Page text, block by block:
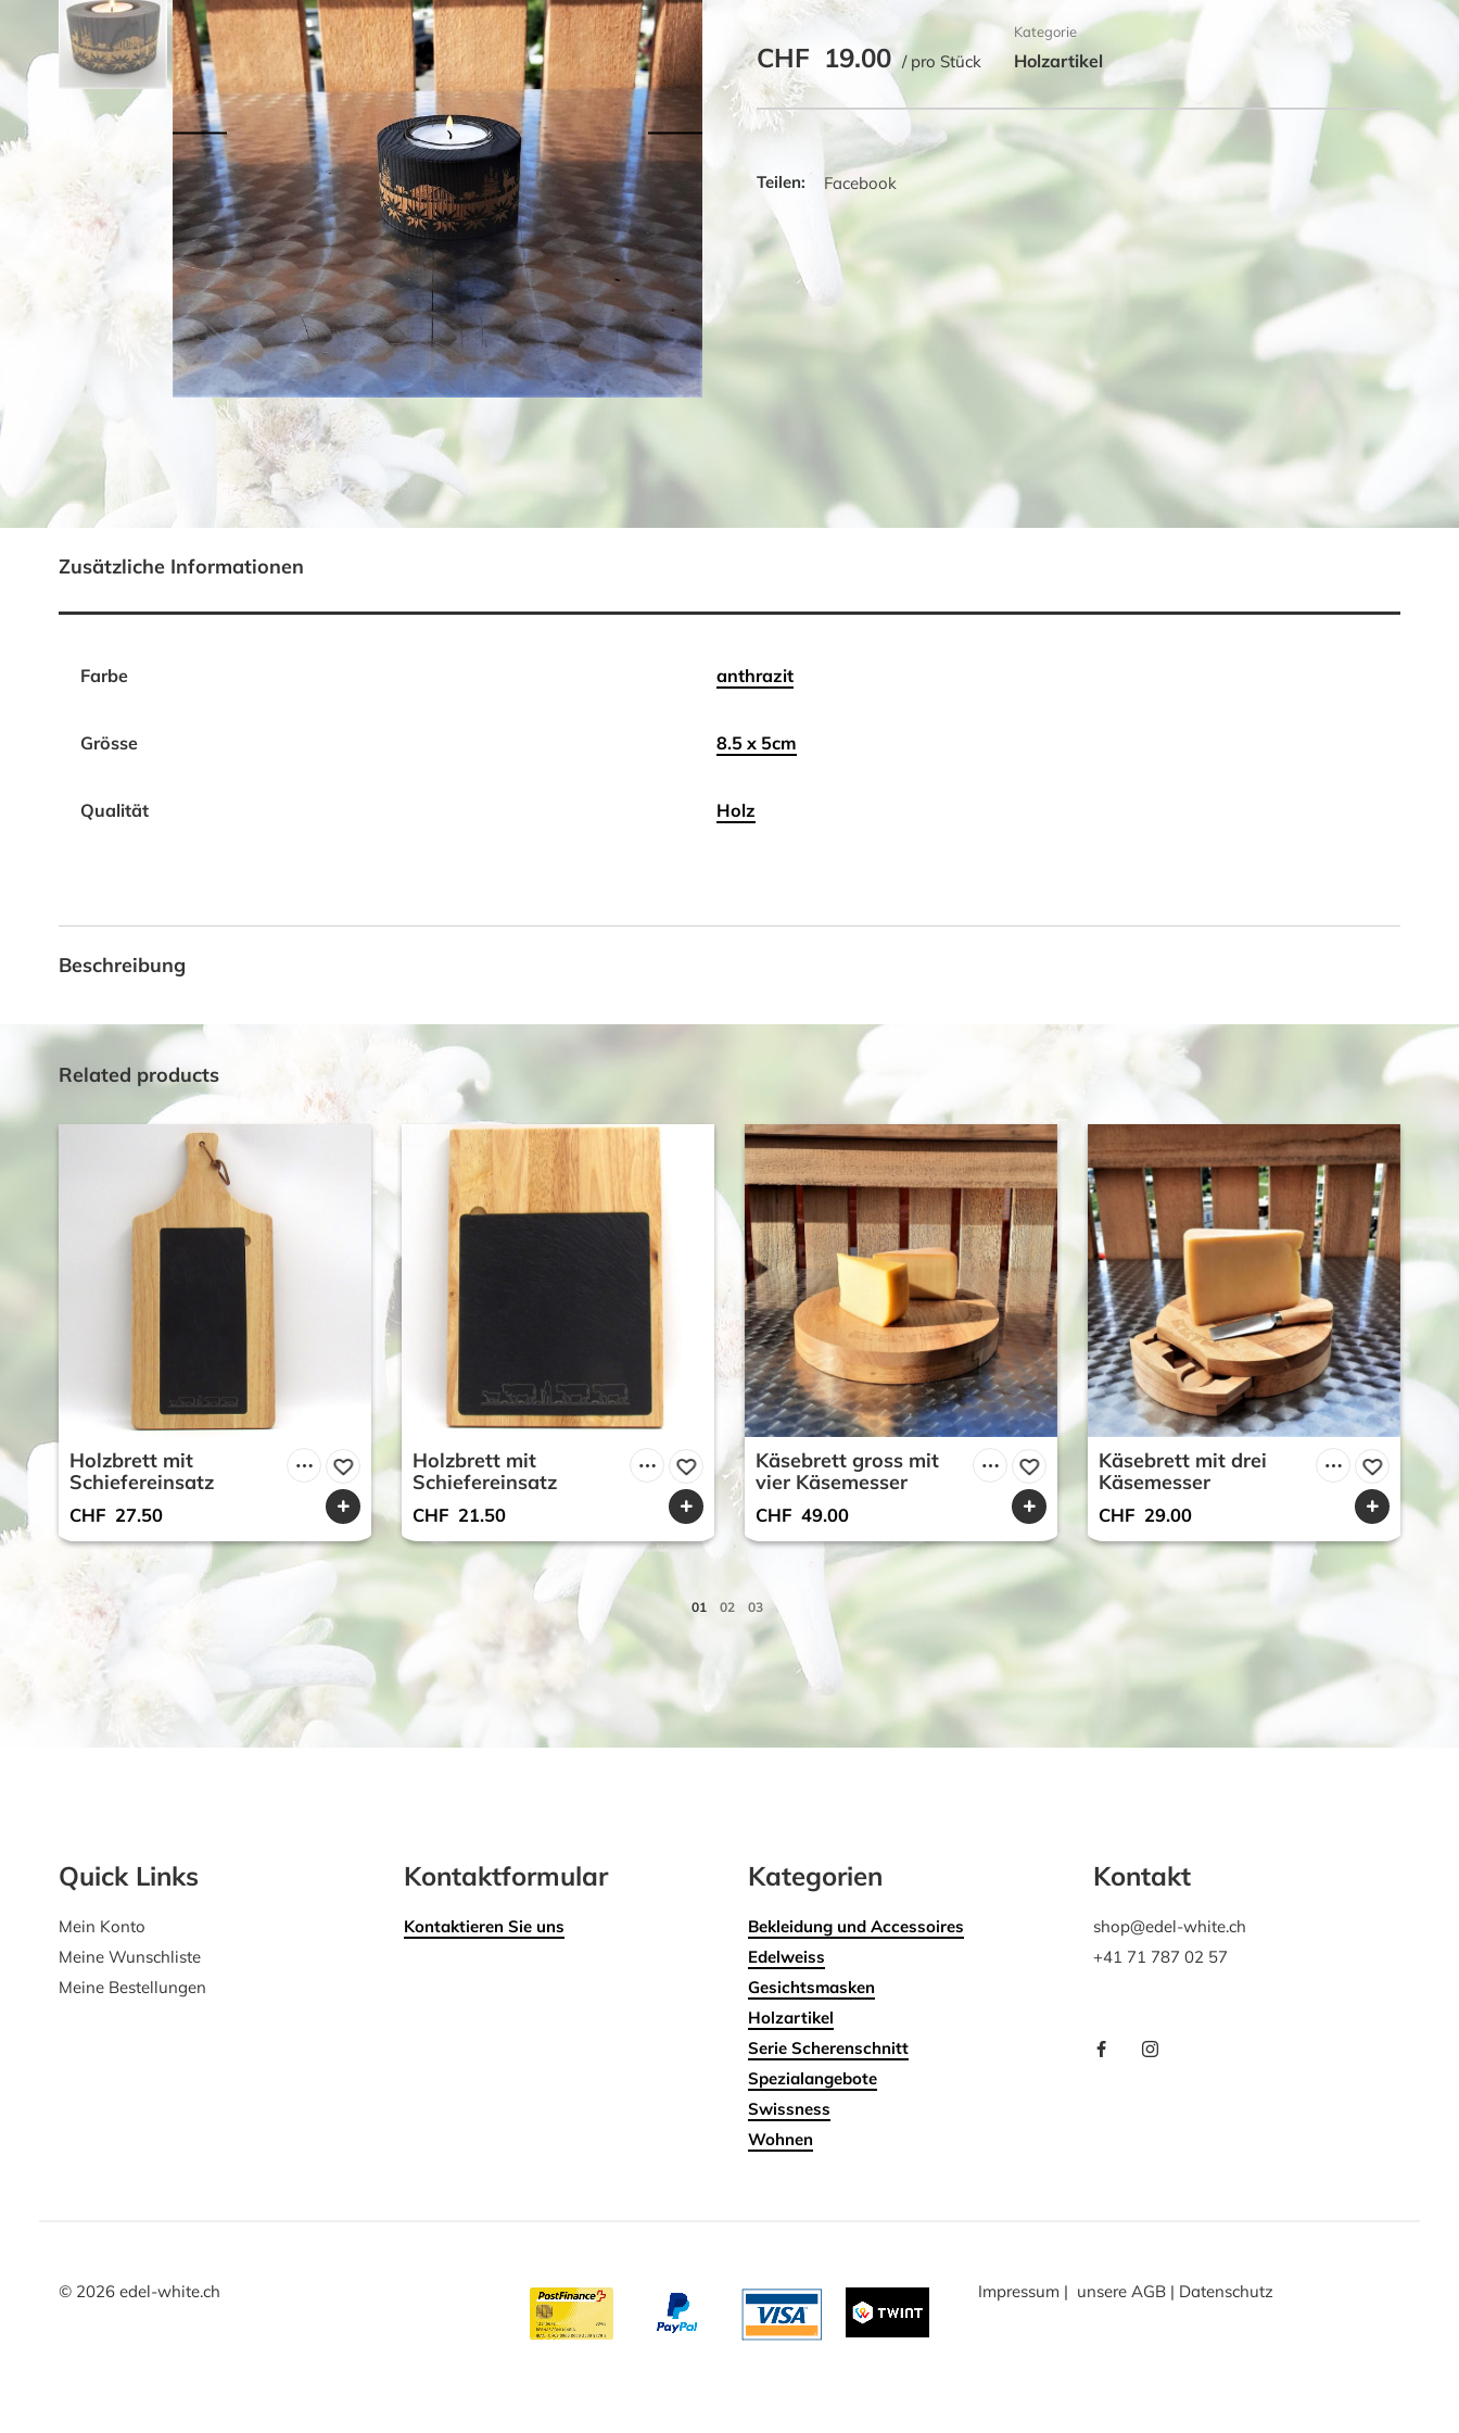
CHF 19.00 / pro Stück
Kategorie
Holzartikel
Facebook
Zusätzliche Informationen
Farbe anthrazit
Grösse 8.5 x 5cm
Qualität Holz
Beschreibung
Related products
Holzbrett mit
Schiefereinsatz
CHF 27.50
Holzbrett mit
Schiefereinsatz
CHF 21.50
Käsebrett gross mit
vier Käsemesser
CHF 49.00
Käsebrett mit drei
Käsemesser
CHF 29.00
Quick Links
Mein Konto
Meine Wunschliste
Meine Bestellungen
Kontaktformular
Kontaktieren Sie uns
Kategorien
Bekleidung und Accessoires
Edelweiss
Gesichtsmasken
Holzartikel
Serie Scherenschnitt
Spezialangebote
Swissness
Wohnen
Kontakt
shop@edel-white.ch
+41 71 787 02 57
© 2026edel-white.ch Impressum | unsere AGB | Datenschutz